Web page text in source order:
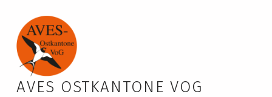
Veranstaltungskalender – AVES Ostkantone VoG
AVES OSTKANTONE VOG